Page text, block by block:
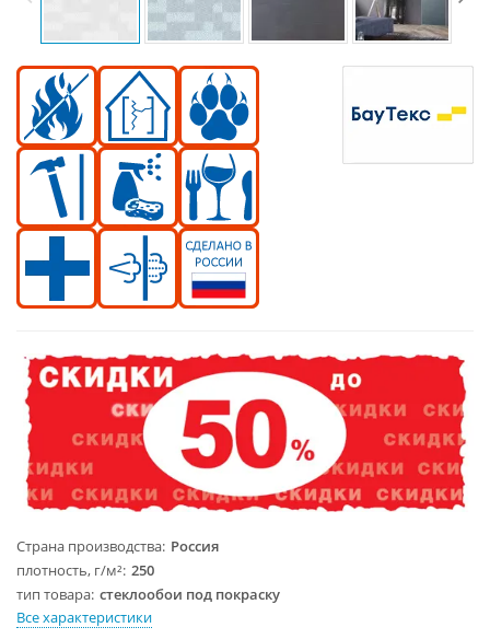
Страна производства Россия
плотность, г/м² 250
тип товара стеклообои под покраску
Все характеристики